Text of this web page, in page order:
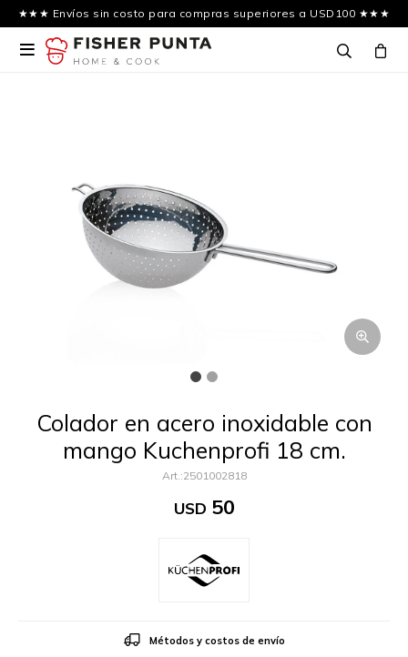
★★★ Envíos sin costo para compras superiores a USD100 ★★★

Colador en acero inoxidable con
mango Kuchenprofi 18 cm.
2501002818
USD 50
Métodos y costos de envío